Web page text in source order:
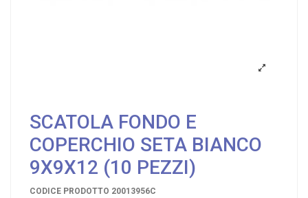
SCATOLA FONDO E
COPERCHIO SETA BIANCO
9X9X12 (10 PEZZI)
CODICE PRODOTTO 20013956C